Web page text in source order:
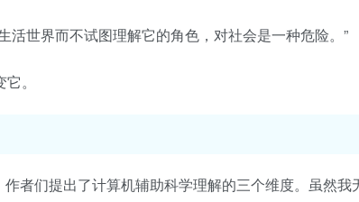
活世界而不试图理解它的角色，对社会是一种危险。”
。
者们提出了计算机辅助科学理解的三个维度。虽然我